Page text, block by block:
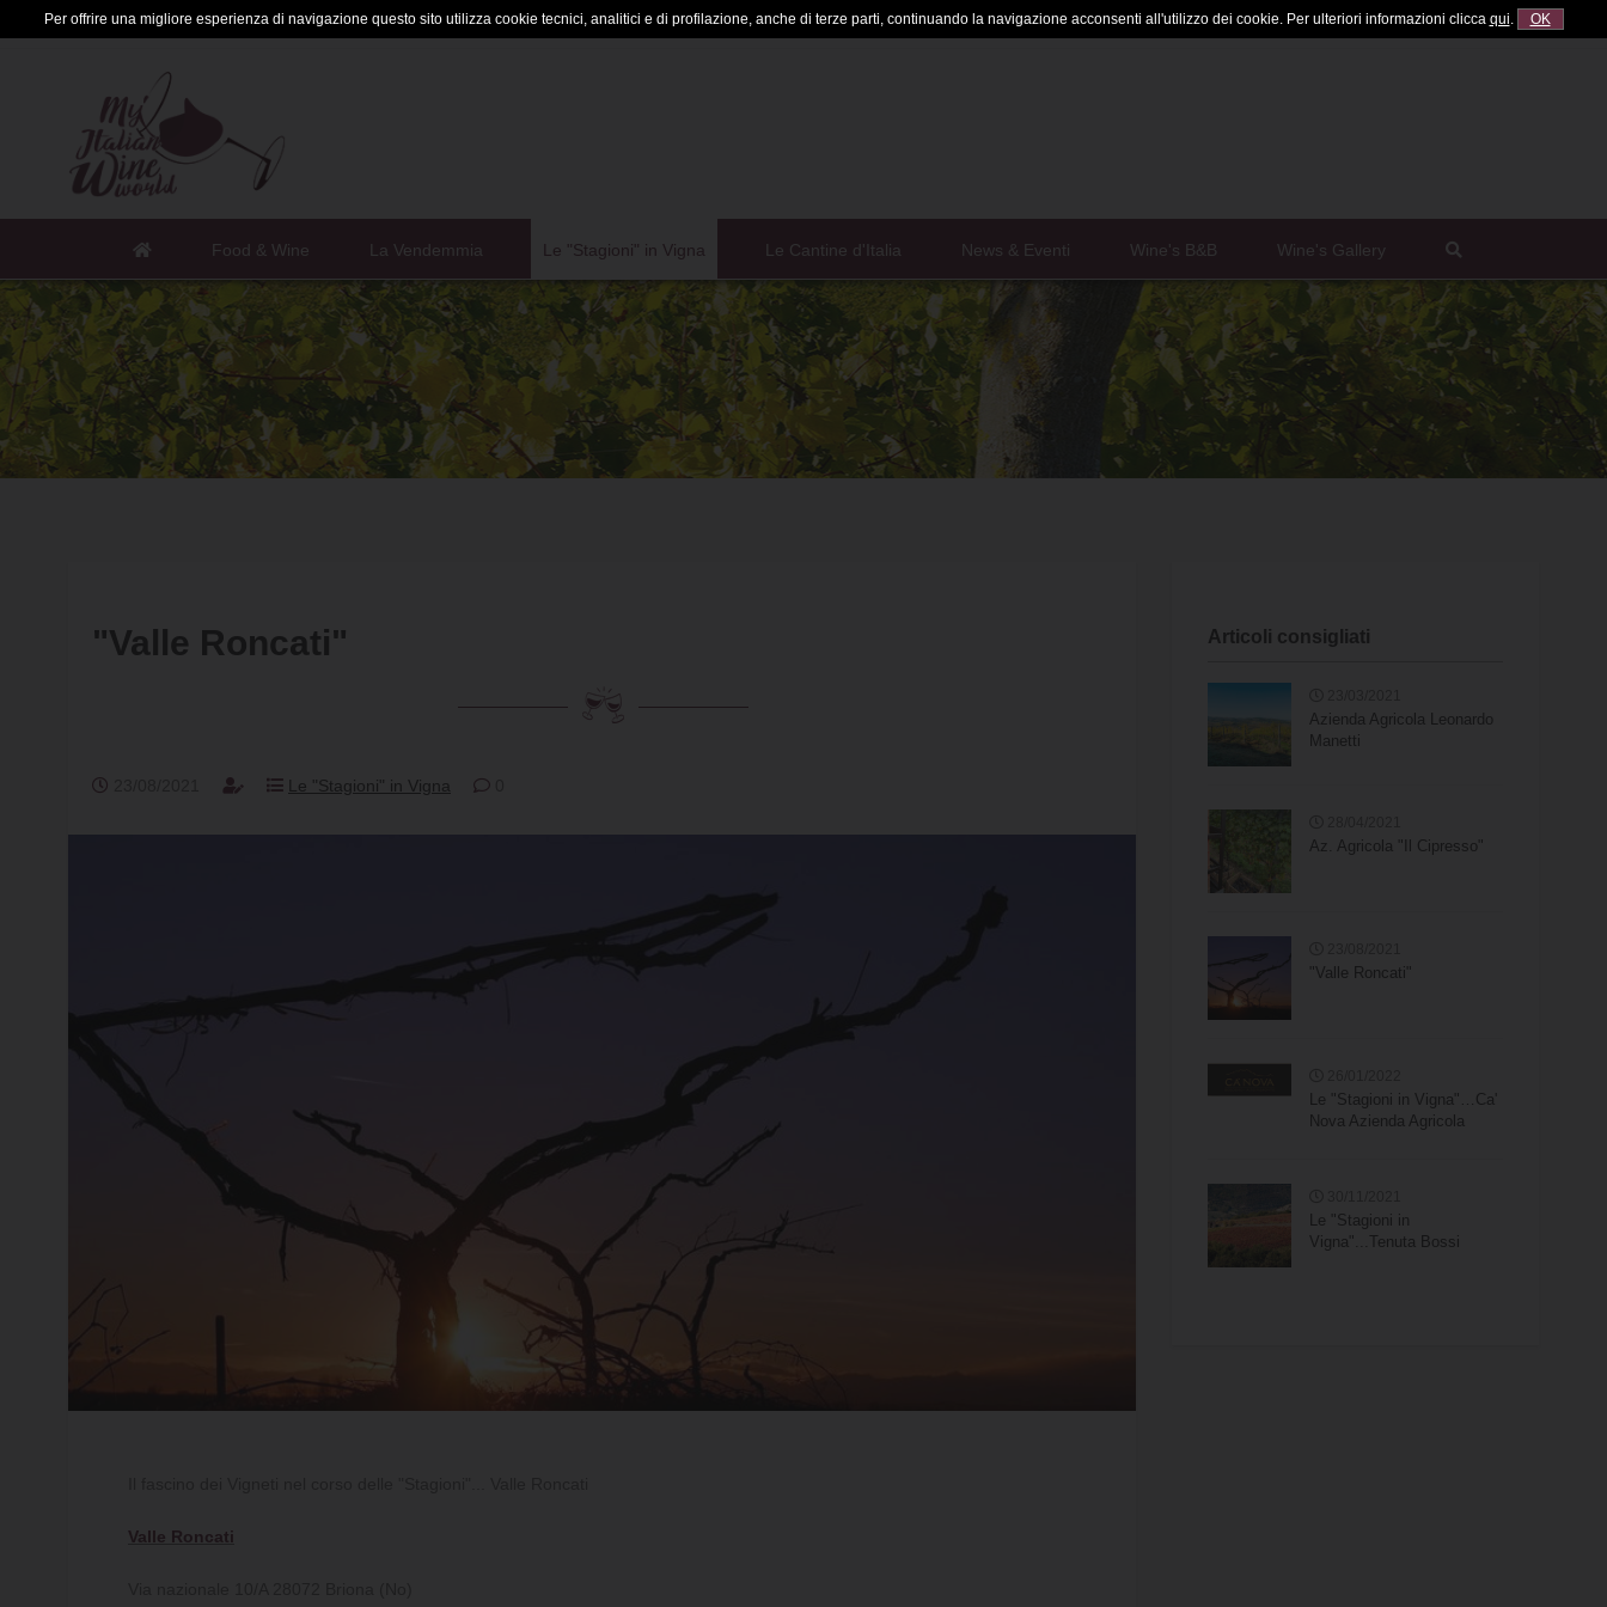
Per offrire una migliore esperienza di navigazione questo sito utilizza cookie tecnici, analitici e di profilazione, anche di terze parti, continuando la navigazione acconsenti all'utilizzo dei cookie. Per ulteriori informazioni clicca qui. OK
Food & Wine La Vendemmia Le "Stagioni" in Vigna Le Cantine d'Italia News & Eventi Wine's B&B Wine's Gallery
"Valle Roncati"
Le "Stagioni" in Vigna
Valle Roncati
Articoli consigliati
Azienda Agricola Leonardo
Manetti
Az. Agricola "Il Cipresso"
"Valle Roncati"
Le "Stagioni in Vigna"…Ca'
Nova Azienda Agricola
Le "Stagioni in
Vigna"...Tenuta Bossi